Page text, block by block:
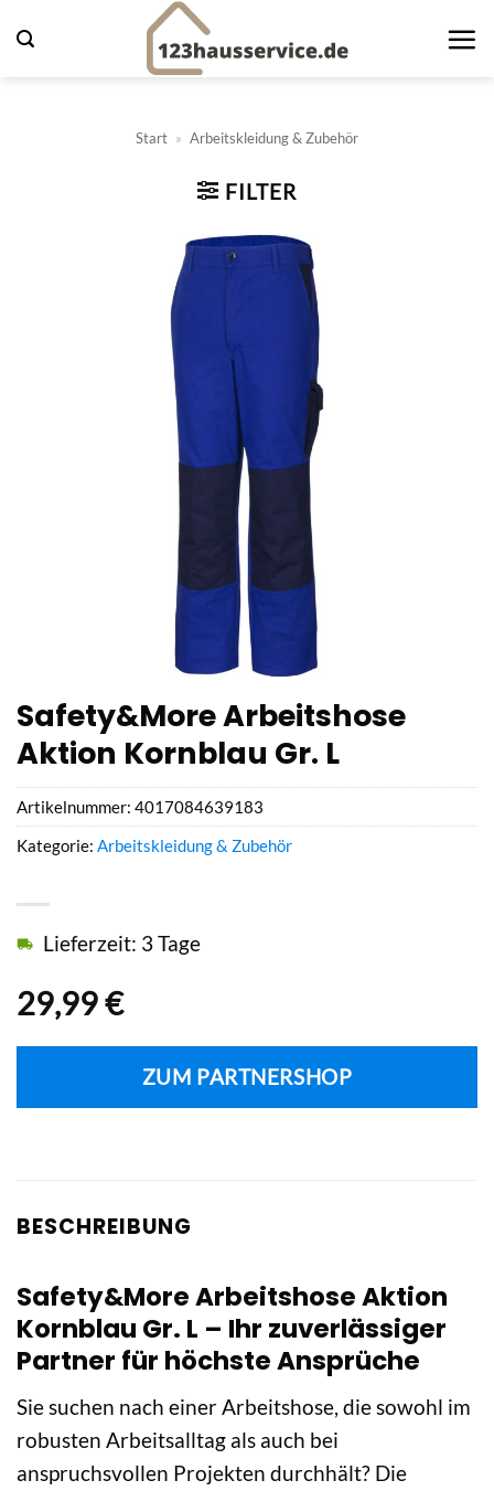
Inhalt
Start » Arbeitskleidung & Zubehör
FILTER
Safety&More Arbeitshose
Aktion Kornblau Gr. L
29,99€
Lieferzeit: 3 Tage
ZUM PARTNERSHOP
Artikelnummer: 4017084639183
Kategorie: Arbeitskleidung & Zubehör
BESCHREIBUNG
Safety&More Arbeitshose Aktion
Kornblau Gr. L – Ihr zuverlässiger
Partner für höchste Ansprüche
Sie suchen nach einer Arbeitshose, die sowohl im
robusten Arbeitsalltag als auch bei
anspruchsvollen Projekten durchhält? Die